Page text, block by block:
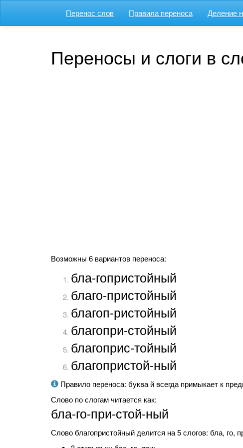
Перенос слов Правила переноса Деление
Переносы и слоги в
Возможны 6 вариантов переноса:
бла-гопристойный
благо-пристойный
благоп-ристойный
благопри-стойный
благоприс-тойный
благопристой-ный
Правило переноса: буква й всегда примыкает к
Слово по слогам читается как:
бла-го-при-стой-ный
Слово благопристойный делится на 5 слогов: бла, го,